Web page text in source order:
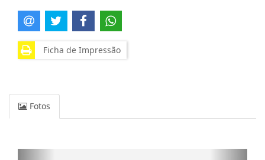
Ficha de Impressão
Fotos